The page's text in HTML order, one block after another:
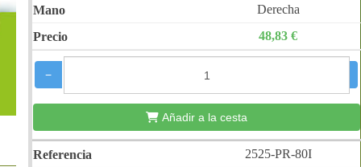
Derecha
48,83 €
−
Añadir a la cesta
2525-PR-80I